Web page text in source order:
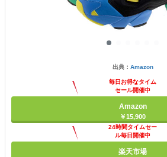
出典： Amazon
毎日お得なタイム
セール開催中
Amazon
￥15,900
24時間タイムセー
ル毎日開催中
楽天市場